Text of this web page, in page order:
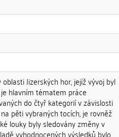
Jizerských hor, jejíž vývoj byl
hlavním tématem práce
do čtyř kategorií v závislosti
pěti vybraných tocích, je rovněž
louky byly sledovány změny v
vyhodnocených výsledků bylo